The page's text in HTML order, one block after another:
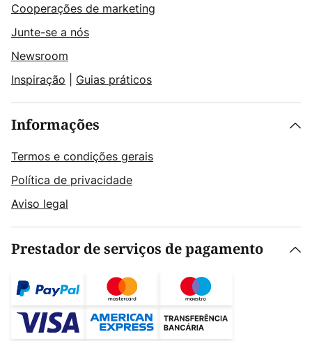
Cooperações de marketing
Junte-se a nós
Newsroom
Inspiração
Guias práticos
Informações
Termos e condições gerais
Política de privacidade
Aviso legal
Prestador de serviços de pagamento